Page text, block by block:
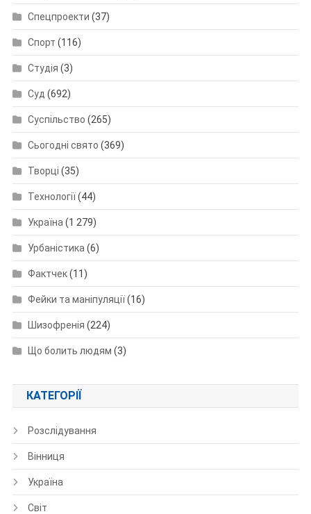
Спецпроекти (37)
Спорт (116)
Студія (3)
Суд (692)
Суспільство (265)
Сьогодні свято (369)
Творці (35)
Технології(44)
Україна (1 279)
Урбаністика (6)
Фактчек(11)
Фейки та маніпуляції(16)
Шизофренія (224)
Що болить людям (3)
КАТЕГОРІЇ
Розслідування
Вінниця
Україна
Світ